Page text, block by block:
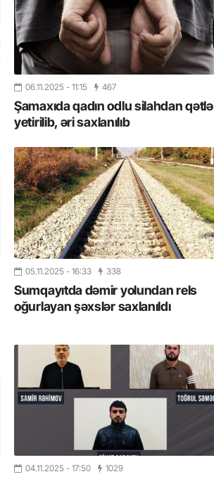
06.11.2025 - 11:15 467
Şamaxıda qadın odlu silahdan qətlə
yetirilib, əri saxlanılıb
05.11.2025 - 16:33 338
Sumqayıtda dəmir yolundan rels
oğurlayan şəxslər saxlanıldı
04.11.2025 - 17:50 1029